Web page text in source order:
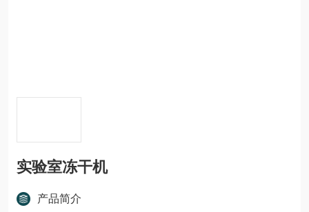
实验室冻干机
产品简介